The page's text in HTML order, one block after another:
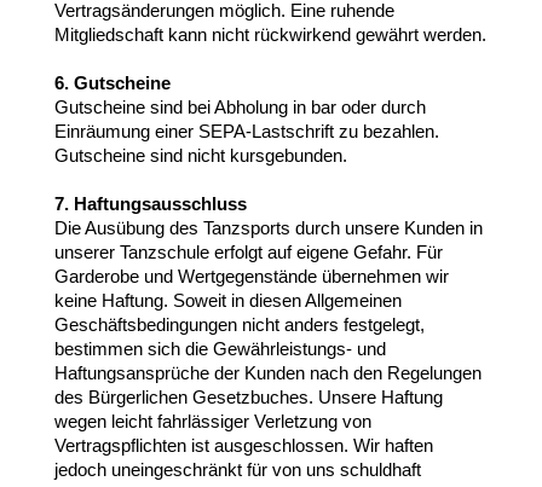
Vertragsänderungen möglich. Eine ruhende
Mitgliedschaft kann nicht rückwirkend gewährt werden.
6. Gutscheine
Gutscheine sind bei Abholung in bar oder durch
Einräumung einer SEPA-Lastschrift zu bezahlen.
Gutscheine sind nicht kursgebunden.
7. Haftungsausschluss
Die Ausübung des Tanzsports durch unsere Kunden in
unserer Tanzschule erfolgt auf eigene Gefahr. Für
Garderobe und Wertgegenstände übernehmen wir
keine Haftung. Soweit in diesen Allgemeinen
Geschäftsbedingungen nicht anders festgelegt,
bestimmen sich die Gewährleistungs- und
Haftungsansprüche der Kunden nach den Regelungen
des Bürgerlichen Gesetzbuches. Unsere Haftung
wegen leicht fahrlässiger Verletzung von
Vertragspflichten ist ausgeschlossen. Wir haften
jedoch uneingeschränkt für von uns schuldhaft